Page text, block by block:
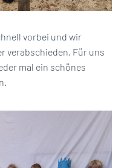
vorbei und wir
verabschieden. Für uns
mal ein schönes